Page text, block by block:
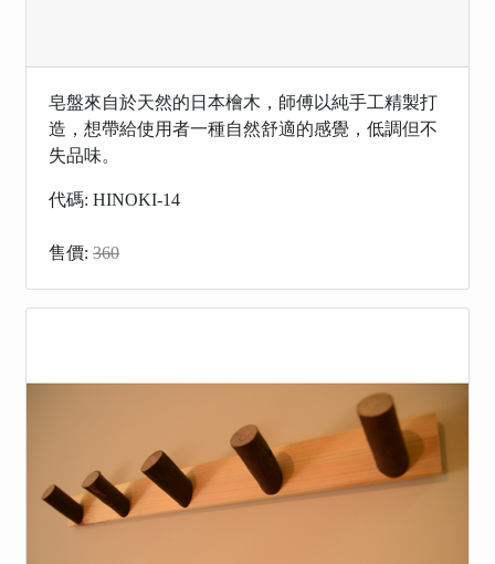
皂盤來自於天然的日本檜木，師傅以純手工精製打
造，想帶給使用者一種自然舒適的感覺，低調但不
失品味。
代碼: HINOKI-14
售價: 360